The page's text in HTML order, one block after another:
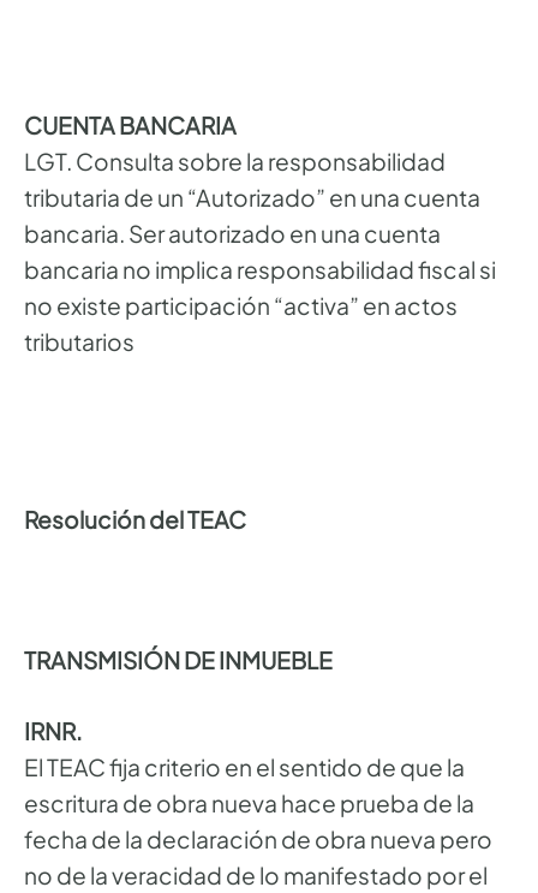
CUENTA BANCARIA
LGT. Consulta sobre la responsabilidad
tributaria de un “Autorizado” en una cuenta
bancaria. Ser autorizado en una cuenta
bancaria no implica responsabilidad fiscal si
no existe participación “activa” en actos
tributarios
Resolución del TEAC
TRANSMISIÓN DE INMUEBLE
IRNR.
El TEAC fija criterio en el sentido de que la
escritura de obra nueva hace prueba de la
fecha de la declaración de obra nueva pero
no de la veracidad de lo manifestado por el